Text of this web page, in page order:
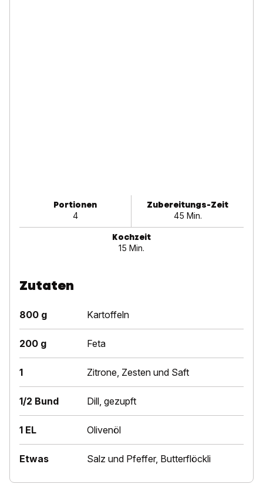
Portionen
4
Zubereitungs-Zeit
45 Min.
Kochzeit
15 Min.
Zutaten
800 g Kartoffeln
200 g Feta
1 Zitrone, Zesten und Saft
1/2 Bund Dill, gezupft
1 EL Olivenöl
Etwas Salz und Pfeffer, Butterflöckli